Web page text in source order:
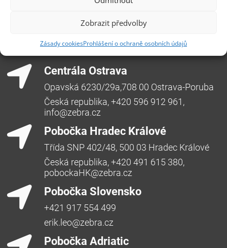
Zobrazit předvolby
Zásady cookiesProhlášení o ochraně osobních údajů
Centrála Ostrava
Opavská 6230/29a,708 00 Ostrava-Poruba
Česká republika, +420 596 912 961,
info@zebra.cz
Pobočka Hradec Králové
Třída SNP 402/48, 500 03 Hradec Králové
Česká republika, +420 491 615 380,
pobockaHK@zebra.cz
Pobočka Slovensko
+421 917 554 499
erik.leo@zebra.cz
Pobočka Adriatic